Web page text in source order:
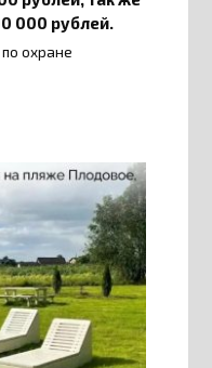
000 рублей.
охране